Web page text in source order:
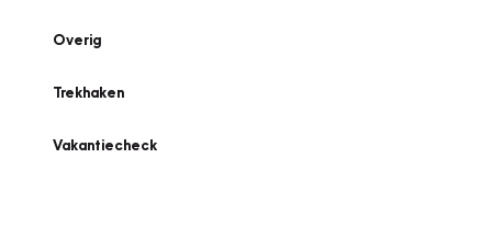
Overig
Trekhaken
Vakantiecheck